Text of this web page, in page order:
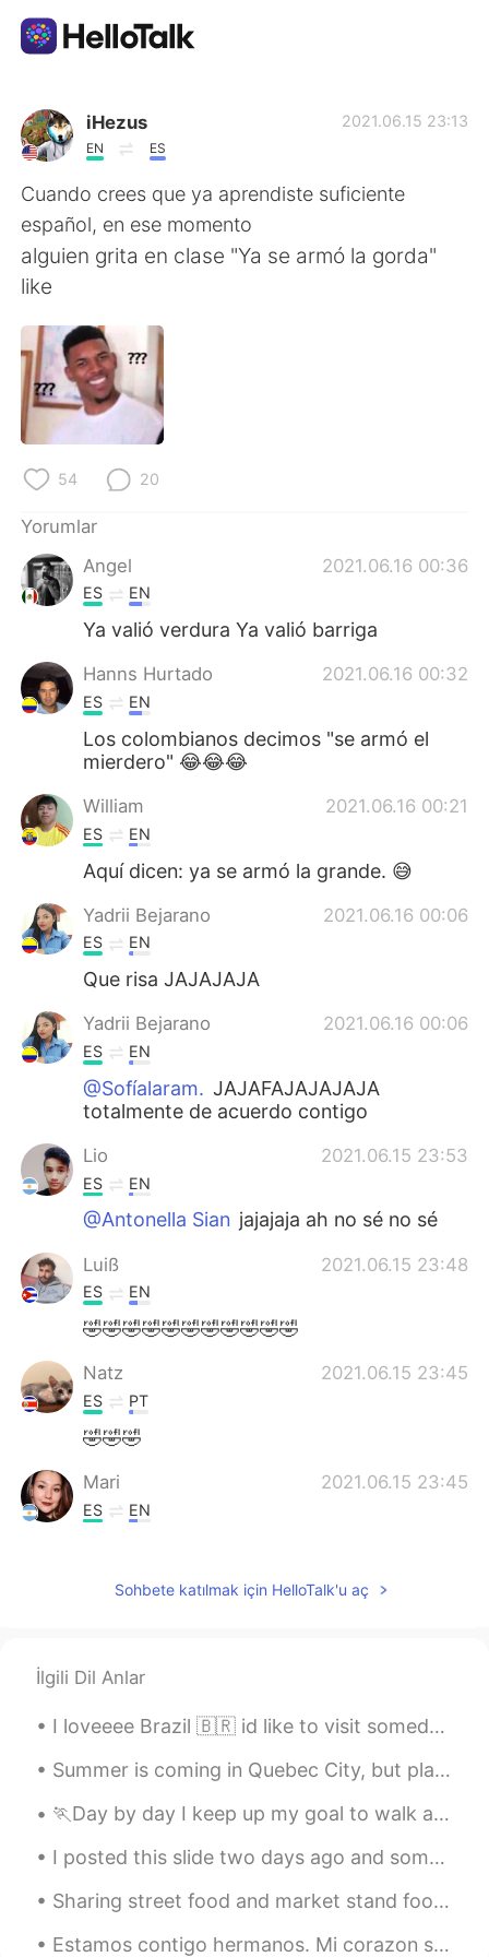
Dil Değişimi Uygulaması
AI Grammar Checker
Türkçe
English
繁體中文
العربية
Deutsch
한국어
ไทย
Italiano
Português
iHezus
EN ES
2021.06.15 23:13
Cuando crees que ya aprendiste suficiente
español, en ese momento
alguien grita en clase "Ya se armó la gorda"
like
54 20
Yorumlar
Angel
2021.06.16 00:36
ES EN
Ya valió verdura Ya valió barriga
Hanns Hurtado 2021.06.16 00:32
ES EN
Los colombianos decimos "se armó el
mierdero" 😂😂😂
William 2021.06.16 00:21
ES EN
Aquí dicen: ya se armó la grande. 😅
Yadrii Bejarano 2021.06.16 00:06
ES EN
Que risa JAJAJAJA
Yadrii Bejarano 2021.06.16 00:06
ES EN
@Sofíalaram. JAJAFAJAJAJAJA
totalmente de acuerdo contigo
Lio 2021.06.15 23:53
ES EN
@Antonella Sian jajajaja ah no sé no sé
Luiß 2021.06.15 23:48
ES EN
🤣🤣🤣🤣🤣🤣🤣🤣🤣🤣🤣
Natz 2021.06.15 23:45
ES PT
🤣🤣🤣
Mari 2021.06.15 23:45
ES EN
Florencia 2021.06.15 23:41
ES EN
@Lio jajajaja 😂 Sisi, pero Lio es la
abreviatura de tu nombre
Sofíalaram.
ES EN
Se armó la pelotera, se armó el ple, ple,
se armó el bochinche, se armó el
saperoco. Y estas son unas de las Miles
Sohbete katılmak için HelloTalk'u aç
İlgili Dil Anlar
I loveeee Brazil 🇧🇷 id like to visit someday. If anyone wants to teach me portugués I can help wi...
Summer is coming in Quebec City, but places are still a bit empty. 夏はケベックシティにやってきますが、場所はまだ少し空いてい...
🏃Day by day I keep up my goal to walk around 15km! To my surprise, I found these cute baby duckli...
I posted this slide two days ago and someone asked for example, so here are some. I recorded them...
Sharing street food and market stand food with friends or loved ones is always a joy. It is one o...
Estamos contigo hermanos. Mi corazon se duele para ver Colombianos matando Colombianos solo para ...